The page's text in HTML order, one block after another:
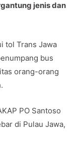
jenis dan
tol Trans Jawa
bus
orang-orang
PO Santoso
di Pulau Jawa,